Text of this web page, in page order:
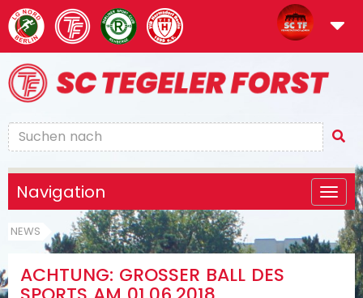
Navigation
NEWS
ACHTUNG: GROSSER BALL DES S